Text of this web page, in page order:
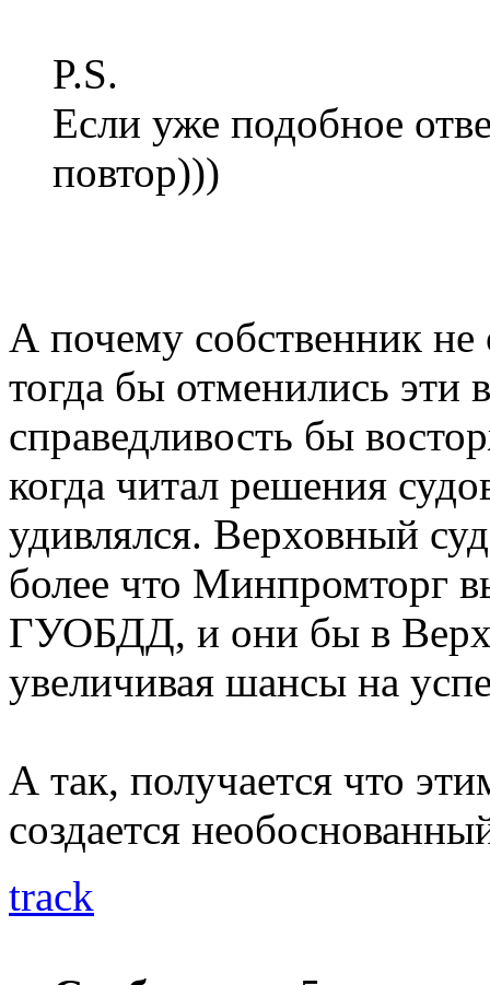
P.S.
Если уже подобное
повтор)))
А почему собственник не
тогда бы отменились эти
справедливость бы
когда читал решения
удивлялся. Верховный
более что Минпромторг
ГУОБДД, и они бы в
увеличивая шансы на
А так, получается что
создается
track